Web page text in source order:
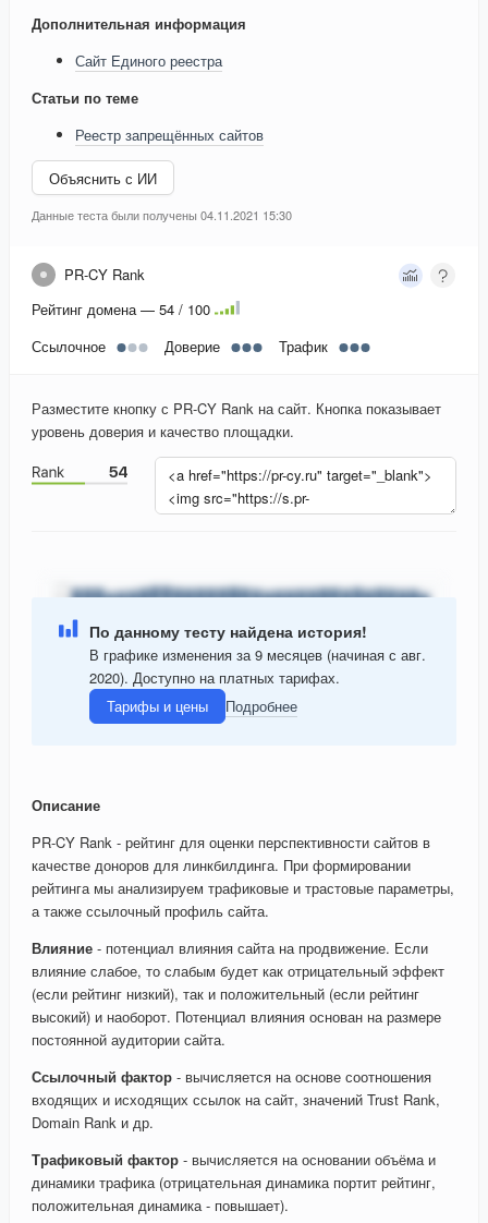
Дополнительная информация
Сайт Единого реестра
Статьи по теме
Реестр запрещённых сайтов
Объяснить с ИИ
Данные теста были получены 04.11.2021 15:30
PR-CY Rank
Рейтинг домена — 54 / 100
Ссылочное
Доверие Трафик
Разместите кнопку с PR-CY Rank на сайт. Кнопка показывает
уровень доверия и качество площадки.
По данному тесту найдена история!
В графике изменения за 9 месяцев (начиная с авг.
2020). Доступно на платных тарифах.
Тарифы и цены
Подробнее
Описание
PR-CY Rank - рейтинг для оценки перспективности сайтов в
качестве доноров для линкбилдинга. При формировании
рейтинга мы анализируем трафиковые и трастовые параметры,
а также ссылочный профиль сайта.
Влияние - потенциал влияния сайта на продвижение. Если
влияние слабое, то слабым будет как отрицательный эффект
(если рейтинг низкий), так и положительный (если рейтинг
высокий) и наоборот. Потенциал влияния основан на размере
постоянной аудитории сайта.
Ссылочный фактор - вычисляется на основе соотношения
входящих и исходящих ссылок на сайт, значений Trust Rank,
Domain Rank и др.
Трафиковый фактор - вычисляется на основании объёма и
динамики трафика (отрицательная динамика портит рейтинг,
положительная динамика - повышает).